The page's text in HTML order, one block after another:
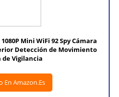
Mini WiFi 92 Spy Cámara
Detección de Movimiento
de Vigilancia
En Amazon.es